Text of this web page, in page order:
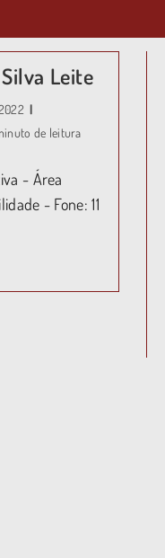
Leite
de leitura
- Área
- Fone: 11